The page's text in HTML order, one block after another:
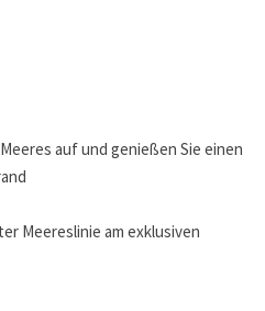
auf und genießen Sie einen
Meereslinie am exklusiven
Mittelmeer suchen.